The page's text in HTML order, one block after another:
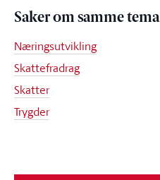
Saker om samme tema
Næringsutvikling
Skattefradrag
Skatter
Trygder